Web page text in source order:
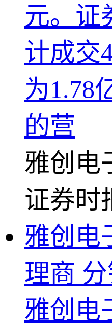
元。证
计成交
为1.78
的营
雅创电
证券时
雅创电
理商
雅创电